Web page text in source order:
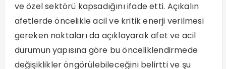
ve özel sektörü kapsadığını ifade etti. Açıkalın
afetlerde öncelikle acil ve kritik enerji verilmesi
gereken noktaları da açıklayarak afet ve acil
durumun yapısına göre bu önceliklendirmede
değişiklikler öngörülebileceğini belirtti ve şu